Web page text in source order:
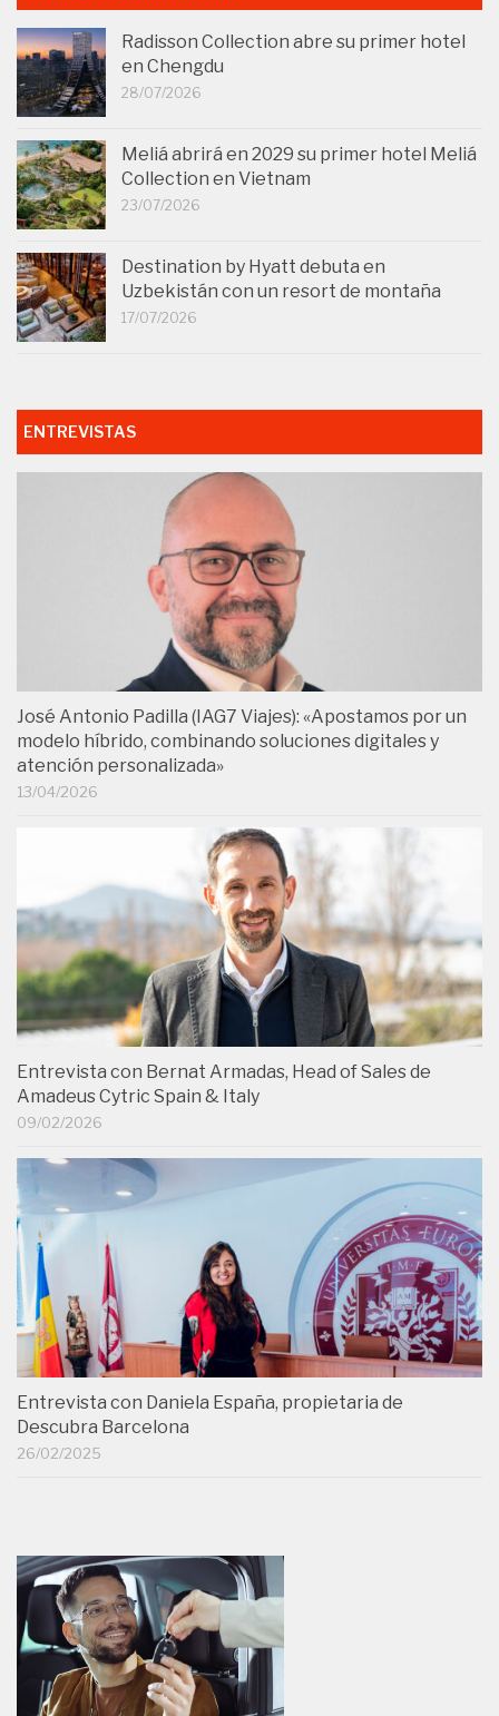
Radisson Collection abre su primer hotel
en Chengdu
28/07/2026
Meliá abrirá en 2029 su primer hotel Meliá
Collection en Vietnam
23/07/2026
Destination by Hyatt debuta en
Uzbekistán con un resort de montaña
17/07/2026
ENTREVISTAS
José Antonio Padilla (IAG7 Viajes): «Apostamos por un
modelo híbrido, combinando soluciones digitales y
atención personalizada»
13/04/2026
Entrevista con Bernat Armadas, Head of Sales de
Amadeus Cytric Spain & Italy
09/02/2026
Entrevista con Daniela España, propietaria de
Descubra Barcelona
26/02/2025